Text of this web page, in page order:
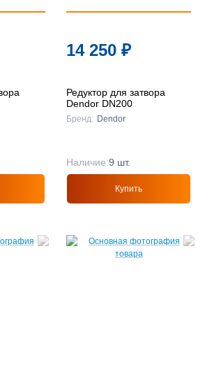
14 250 ₽
Редуктор для затвора
Dendor DN200
Бренд: Dendor
Наличие:9 шт.
Купить